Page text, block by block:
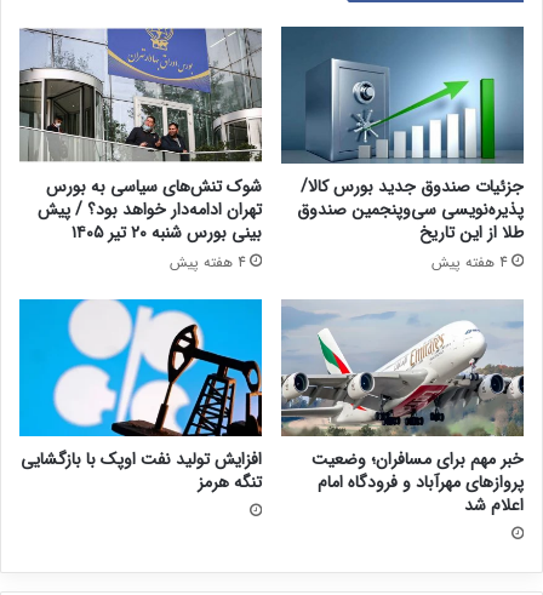
جزئیات صندوق جدید بورس کالا/
پذیره‌نویسی سی‌وپنجمین صندوق
طلا از این تاریخ
4 هفته پیش
شوک تنش‌های سیاسی به بورس
تهران ادامه‌دار خواهد بود؟ / پیش
بینی بورس شنبه ۲۰ تیر ۱۴۰۵
4 هفته پیش
خبر مهم برای مسافران؛ وضعیت
پروازهای مهرآباد و فرودگاه امام
اعلام شد
افزایش تولید نفت اوپک با بازگشایی
تنگه هرمز